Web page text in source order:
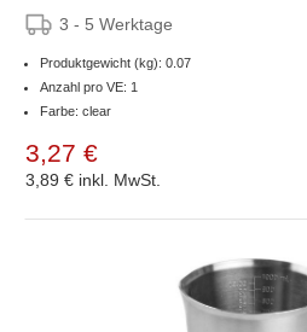
3 - 5 Werktage
Produktgewicht (kg): 0.07
Anzahl pro VE: 1
Farbe: clear
3,27 €
3,89 € inkl. MwSt.